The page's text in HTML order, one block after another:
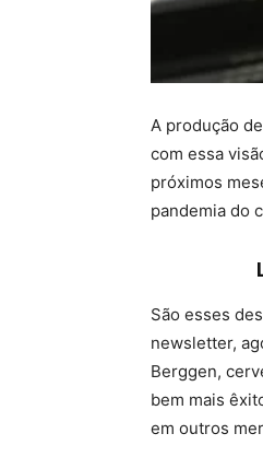
A produção
com essa
próximos
pandemia do
São esses
newsletter,
Berggen,
bem mais
em outros